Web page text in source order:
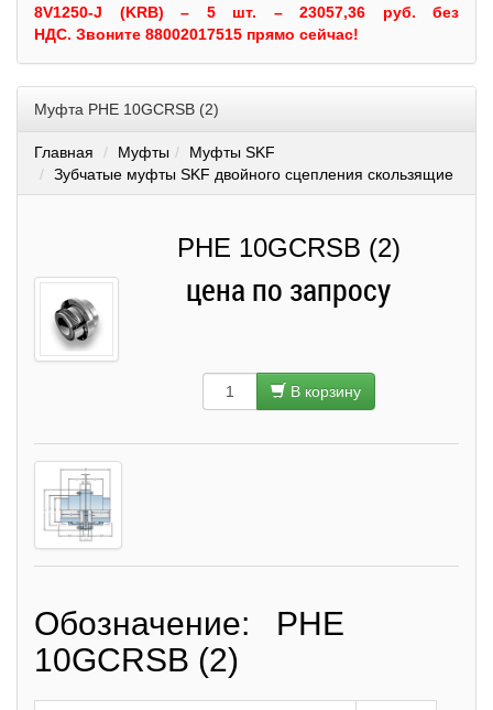
8V1250-J (KRB) – 5 шт. – 23057,36 руб. без
НДС. Звоните 88002017515 прямо сейчас!
Муфта PHE 10GCRSB (2)
Главная Муфты
Муфты SKF
Зубчатые муфты SKF двойного сцепления скользящие
PHE 10GCRSB (2)
цена по запросу
В корзину
Обозначение: PHE
10GCRSB (2)